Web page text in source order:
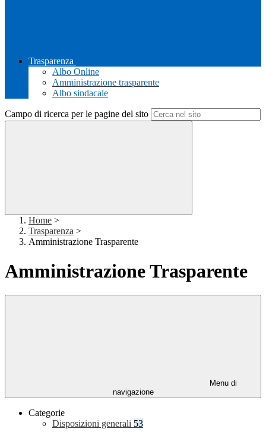
Trasparenza
Albo Online
Amministrazione trasparente
Albo sindacale
Campo di ricerca per le pagine del sito
Home >
Trasparenza >
Amministrazione Trasparente
Amministrazione Trasparente
Menu di
navigazione
Categorie
Disposizioni generali 53